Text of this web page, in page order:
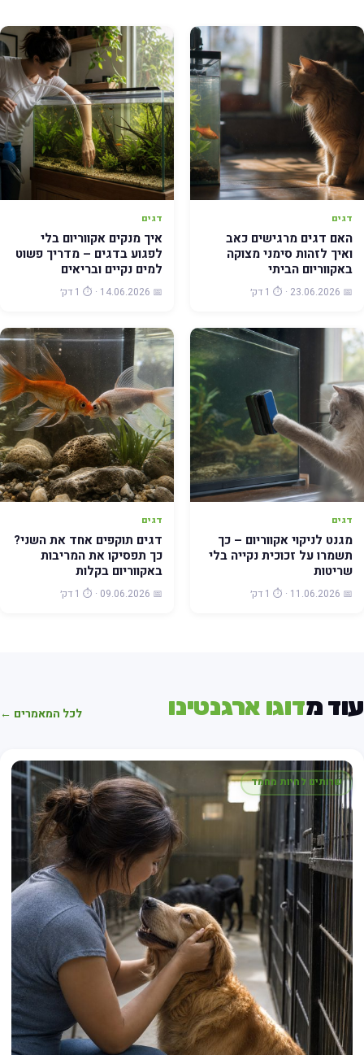
דגים
האם דגים מרגישים כאב
ואיך לזהות סימני מצוקה
באקווריום הביתי
📅 23.06.2026 · ⏱️ 1 דק׳
דגים
איך מנקים אקווריום בלי
לפגוע בדגים – מדריך פשוט
למים נקיים ובריאים
📅 14.06.2026 · ⏱️ 1 דק׳
דגים
מגנט לניקוי אקווריום – כך
תשמרו על זכוכית נקייה בלי
שריטות
📅 11.06.2026 · ⏱️ 1 דק׳
דגים
דגים תוקפים אחד את השני?
כך תפסיקו את המריבות
באקווריום בקלות
📅 09.06.2026 · ⏱️ 1 דק׳
מדוגו ארגנטינו לכל המאמרים ←
שרותים לחיות מחמד